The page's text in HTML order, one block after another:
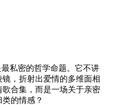
私密的哲学命题。它不讲
，折射出爱情的多维面相
合集，而是一场关于亲密
的情感？